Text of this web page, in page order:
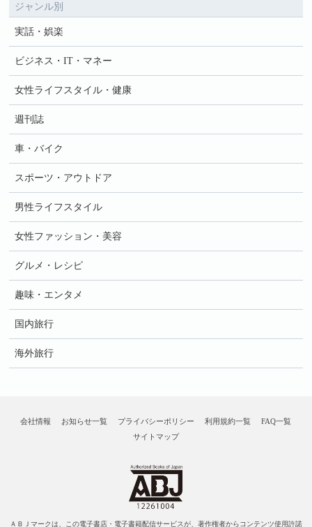
ジャンル別
実話・娯楽
ビジネス・IT・マネー
女性ライフスタイル・健康
週刊誌
車・バイク
スポーツ・アウトドア
男性ライフスタイル
女性ファッション・美容
グルメ・レシピ
趣味・エンタメ
国内旅行
海外旅行
会社情報 お知らせ一覧 プライバシーポリシー 利用規約一覧
FAQ一覧
サイトマップ
ＡＢＪマークは、この電子書店・電子書籍配信サービスが、著作権者からコンテンツ使用許諾